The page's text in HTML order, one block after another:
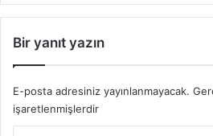
Bir yanıt yazın
E-posta adresiniz yayınlanmayacak.
işaretlenmişlerdir